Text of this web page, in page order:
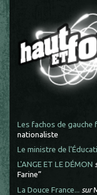
Les fachos de gauche
nationaliste
Le ministre de
L'ANGE ET LE DÉMON
Farine”
La Douce France... sur